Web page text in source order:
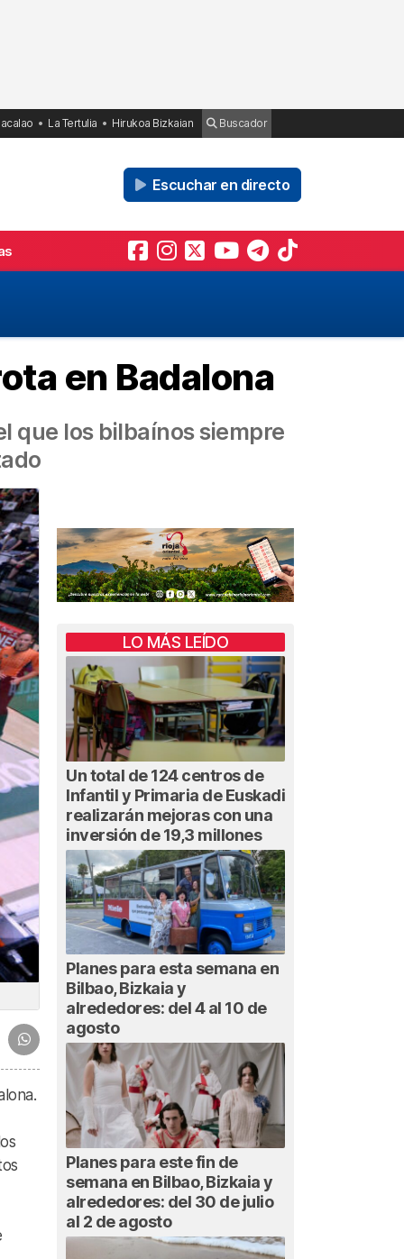
La Tertulia Hirukoa Bizkaian Buscador
Escuchar en directo
en Badalona
que los bilbaínos siempre
LO MÁS LEÍDO
Un total de 124 centros de
Infantil y Primaria de Euskadi
realizarán mejoras con una
inversión de 19,3 millones
Planes para esta semana en
Bilbao, Bizkaia y
alrededores: del 4 al 10 de
agosto
Planes para este fin de
semana en Bilbao, Bizkaia y
alrededores: del 30 de julio
al 2 de agosto